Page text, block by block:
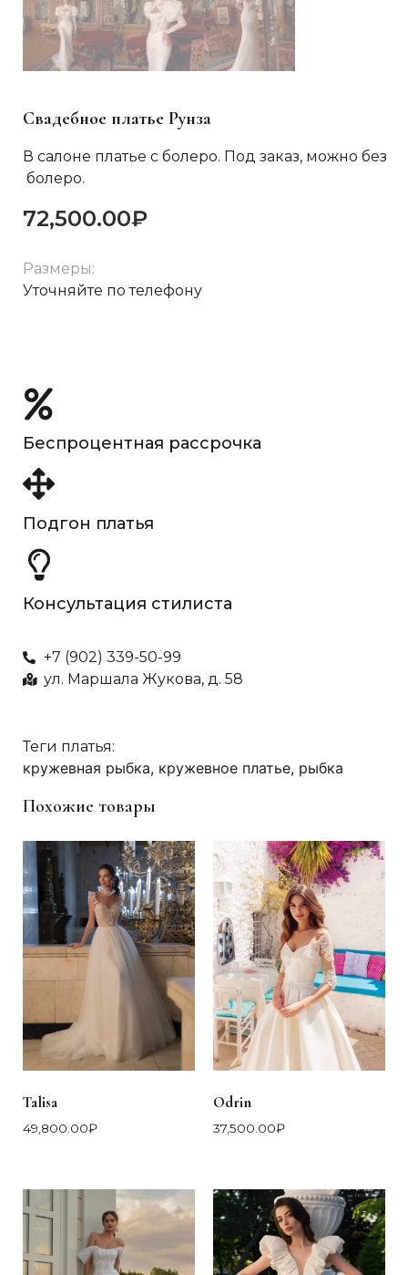
Свадебное платье Рунза
В салоне платье с болеро. Под заказ, можно без
болеро.
72,500.00₽
Размеры:
Уточняйте по телефону
Беспроцентная рассрочка
Подгон платья
Консультация стилиста
+7 (902) 339-50-99
ул. Маршала Жукова, д. 58
Теги платья:
кружевная рыбка, кружевное платье, рыбка
Похожие товары
Talisa
49,800.00₽
Odrin
37,500.00₽